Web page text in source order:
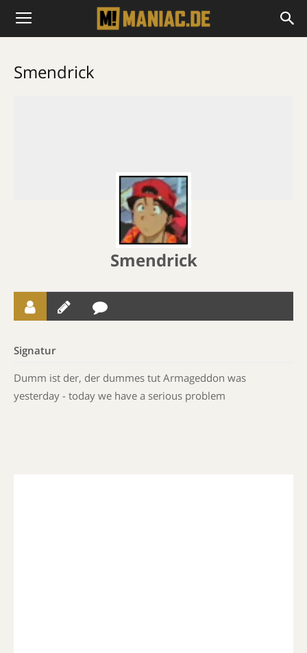
Smendrick
Smendrick
Signatur
Dumm ist der, der dummes tut Armageddon was
yesterday - today we have a serious problem